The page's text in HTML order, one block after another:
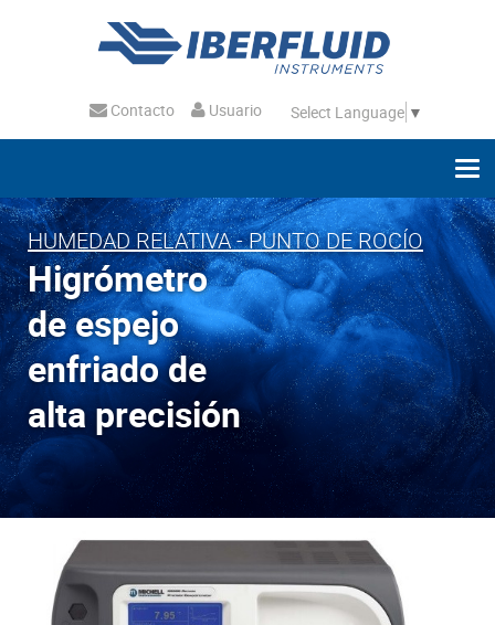
Contacto Usuario Select Language ▼
HUMEDAD RELATIVA - PUNTO DE ROCÍO
Higrómetro
de espejo
enfriado de
alta precisión